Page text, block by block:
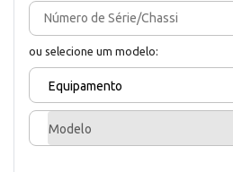
ou selecione um modelo:
Equipamento
Modelo